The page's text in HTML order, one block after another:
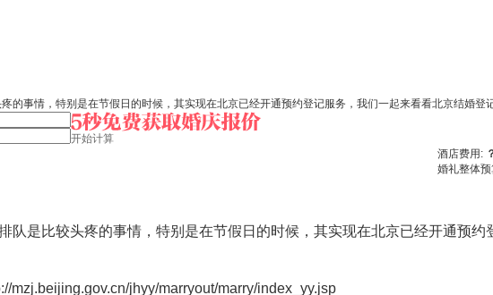
的事情，特别是在节假日的时候，其实现在北京已经开通预约登记服务，我们一起来看看北京结婚登
开始计算
酒店费用:
婚礼整体
是比较头疼的事情，特别是在节假日的时候，其实现在北京已经开通预约
jhyy/marryout/marry/index_yy.jsp